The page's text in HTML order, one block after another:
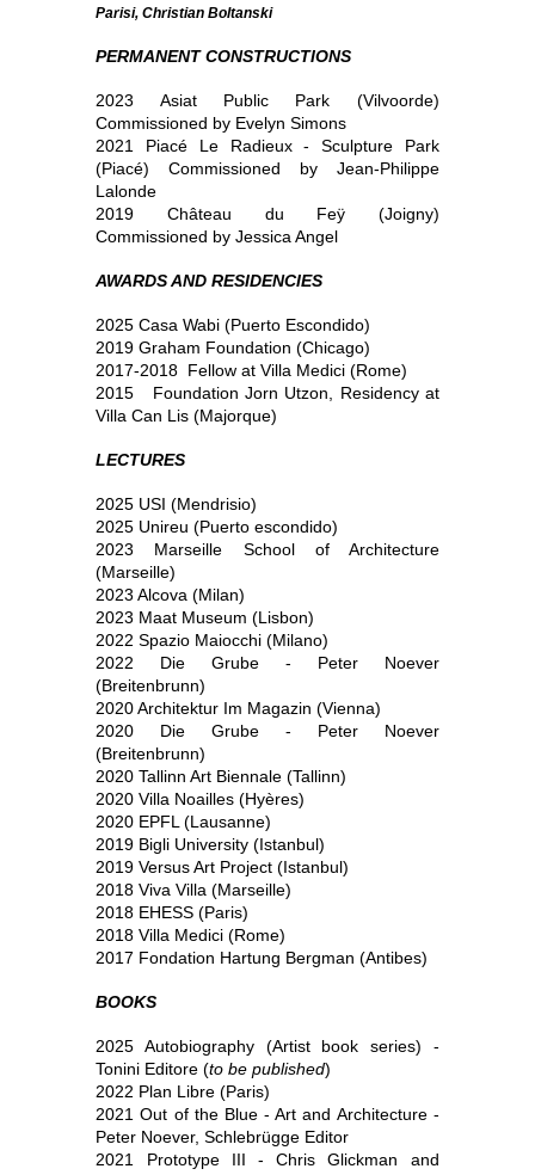
Parisi,Christian Boltanski
PERMANENT CONSTRUCTIONS
2023 Asiat Public Park (Vilvoorde)
Commissioned by Evelyn Simons
2021 Piacé Le Radieux - Sculpture Park
(Piacé) Commissioned by Jean-Philippe
Lalonde
2019 Château du Feÿ (Joigny)
Commissioned by Jessica Angel
AWARDS AND RESIDENCIES
2025 Casa Wabi (Puerto Escondido)
2019 Graham Foundation (Chicago)
2017-2018 Fellow at Villa Medici (Rome)
2015
Foundation Jorn Utzon, Residency at
Villa Can Lis (Majorque)
LECTURES
2025 USI (Mendrisio)
2025 Unireu (Puerto escondido)
2023 Marseille School of Architecture
(Marseille)
2023 Alcova (Milan)
2023 Maat Museum (Lisbon)
2022 Spazio Maiocchi (Milano)
2022 Die Grube - Peter Noever
(Breitenbrunn)
2020 Architektur Im Magazin (Vienna)
2020 Die Grube - Peter Noever
(Breitenbrunn)
2020 Tallinn Art Biennale (Tallinn)
2020 Villa Noailles (Hyères)
2020 EPFL (Lausanne)
2019 Bigli University (Istanbul)
2019 Versus Art Project (Istanbul)
2018 Viva Villa (Marseille)
2018 EHESS (Paris)
2018 Villa Medici (Rome)
2017 Fondation Hartung Bergman (Antibes)
BOOKS
2025 Autobiography (Artist book series) -
Tonini Editore (to be published)
2022 Plan Libre (Paris)
2021 Out of the Blue - Art and Architecture -
Peter Noever, Schlebrügge Editor
2021 Prototype III - Chris Glickman and